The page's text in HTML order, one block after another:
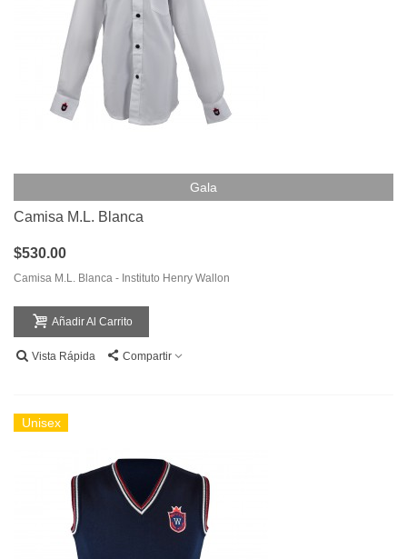
Gala
Camisa M.L. Blanca
$530.00
Camisa M.L. Blanca - Instituto Henry Wallon
Añadir Al Carrito
Vista Rápida Compartir
Unisex